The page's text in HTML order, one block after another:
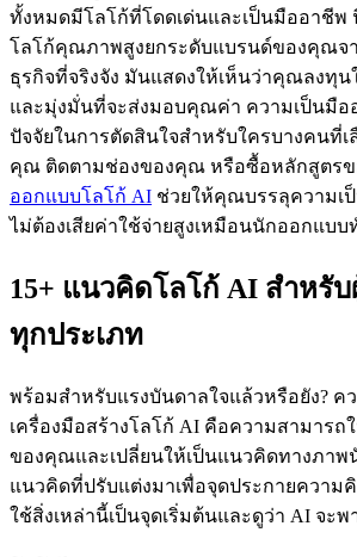
ทั้งหมดมีโลโก้ที่โดดเด่นและเป็นมืออาชีพ
โลโก้คุณภาพสูงยกระดับแบรนด์ของคุณจา
ธุรกิจที่จริงจัง มันแสดงให้เห็นว่าคุณลงทุ
และมุ่งมั่นที่จะส่งมอบคุณค่า ความเป็นมือ
ปัจจัยในการตัดสินใจสำหรับใครบางคนที่
คุณ ติดตามช่องของคุณ หรือซื้อหลักสูตร
ออกแบบโลโก้ AI ช่วยให้คุณบรรลุความเ
ไม่ต้องเสียค่าใช้จ่ายสูงเหมือนนักออกแบบ
15+ แนวคิดโลโก้ AI สำหรั
ทุกประเภท
พร้อมสำหรับแรงบันดาลใจแล้วหรือยัง? ค
เครื่องมือสร้างโลโก้ AI คือความสามาร
ของคุณและเปลี่ยนให้เป็นแนวคิดทางภาพ
แนวคิดที่ปรับแต่งมาเพื่อจุดประกายความ
ใช้สิ่งเหล่านี้เป็นจุดเริ่มต้นและดูว่า AI จะ